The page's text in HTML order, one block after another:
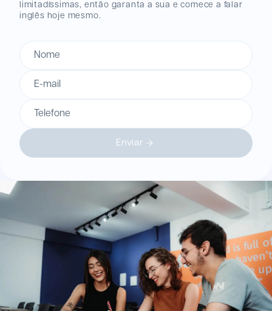
limitadíssimas, então garanta a sua e comece a falar
inglês hoje mesmo.
Nome
E-mail
Telefone
Enviar